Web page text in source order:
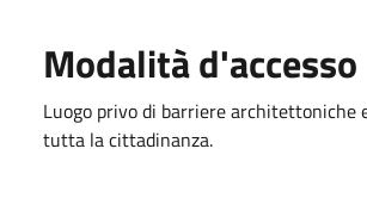
Modalità d'accesso
Luogo privo di barriere architettoniche
tutta la cittadinanza.